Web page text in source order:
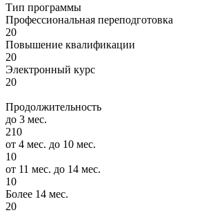
Тип программы
Профессиональная переподготовка
20
Повышение квалификации
20
Электронный курс
20
Продолжительность
до 3 мес.
210
от 4 мес. до 10 мес.
10
от 11 мес. до 14 мес.
10
Более 14 мес.
20